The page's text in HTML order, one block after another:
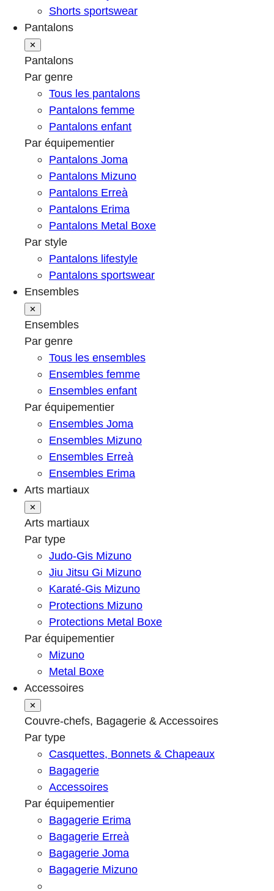
Shorts sportswear
Pantalons
✕
Pantalons
Par genre
Tous les pantalons
Pantalons femme
Pantalons enfant
Par équipementier
Pantalons Joma
Pantalons Mizuno
Pantalons Erreà
Pantalons Erima
Pantalons Metal Boxe
Par style
Pantalons lifestyle
Pantalons sportswear
Ensembles
✕
Ensembles
Par genre
Tous les ensembles
Ensembles femme
Ensembles enfant
Par équipementier
Ensembles Joma
Ensembles Mizuno
Ensembles Erreà
Ensembles Erima
Arts martiaux
✕
Arts martiaux
Par type
Judo-Gis Mizuno
Jiu Jitsu Gi Mizuno
Karaté-Gis Mizuno
Protections Mizuno
Protections Metal Boxe
Par équipementier
Mizuno
Metal Boxe
Accessoires
✕
Couvre-chefs, Bagagerie & Accessoires
Par type
Casquettes, Bonnets & Chapeaux
Bagagerie
Accessoires
Par équipementier
Bagagerie Erima
Bagagerie Erreà
Bagagerie Joma
Bagagerie Mizuno